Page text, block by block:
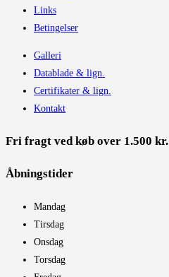
Links
Betingelser
Galleri
Datablade & lign.
Certifikater & lign.
Kontakt
Fri fragt ved køb over 1.500 kr.
Åbningstider​
Mandag
Tirsdag
Onsdag
Torsdag